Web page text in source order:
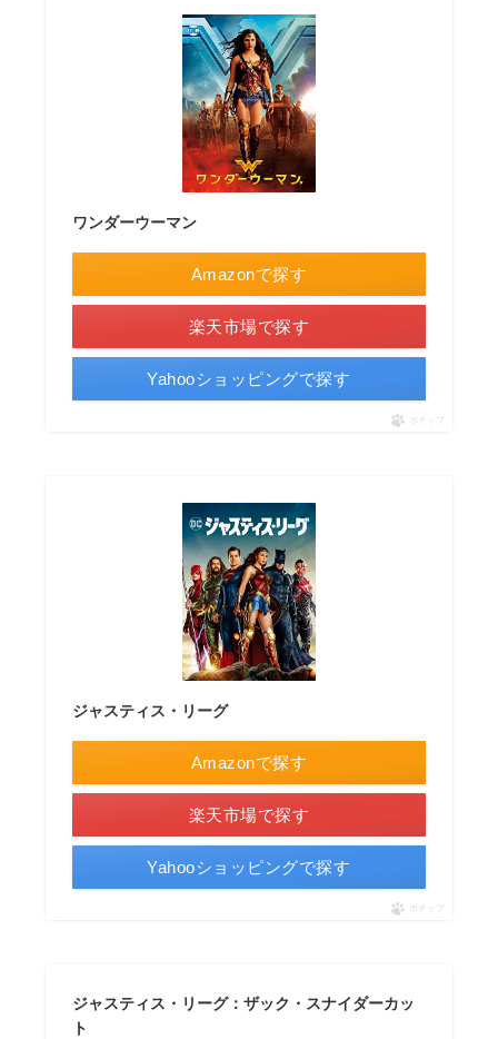
ワンダーウーマン
Amazonで探す
楽天市場で探す
Yahooショッピングで探す
ポチップ
ジャスティス・リーグ
Amazonで探す
楽天市場で探す
Yahooショッピングで探す
ポチップ
ジャスティス・リーグ：ザック・スナイダーカッ
ト